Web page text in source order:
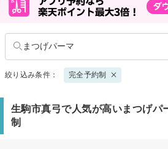
まつげパーマ
絞り込み条件： 完全予約制
生駒市真弓で人気が高いまつげパ
制